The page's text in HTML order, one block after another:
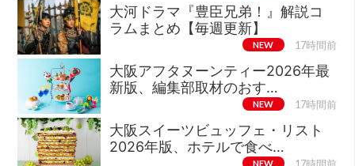
大河ドラマ『豊臣兄弟！』解説コ
ラムまとめ【毎週更新】
NEW 17時間前
大阪アフタヌーンティー2026年最
新版、編集部取材のおす…
NEW 17時間前
大阪スイーツビュッフェ・リスト
2026年版、ホテルで食べ…
NEW